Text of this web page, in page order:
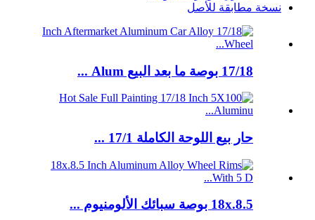
نسخة مطابقة للأصل
17/18 بوصة ما بعد البيع Alum ...
حار بيع اللوحة الكاملة 17/1 ...
18x.8.5 بوصة سبائك الألومنيوم ...